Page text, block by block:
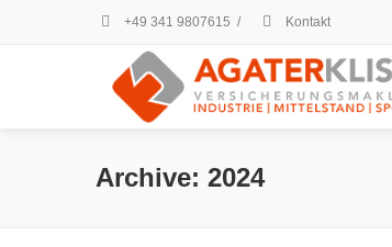
+49 341 9807615 / Kontakt
Archive: 2024